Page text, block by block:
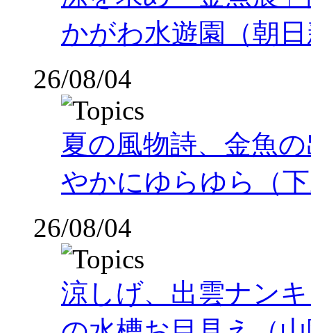
かがわ水遊園（朝
26/08/04
夏の風物詩、金魚
やかにゆらゆら（
26/08/04
涼しげ、出雲ナン